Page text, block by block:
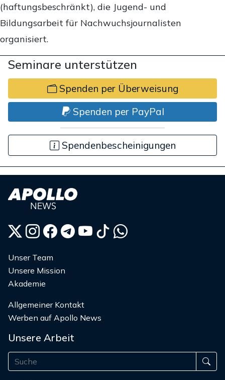
(haftungsbeschränkt), die Jugend- und
Bildungsarbeit für Nachwuchsjournalisten
organisiert.
Seminare unterstützen
Spenden per Überweisung
Spenden per PayPal
Spendenbescheinigungen
Unser Team
Unsere Mission
Akademie
Allgemeiner Kontakt
Werben auf Apollo News
Unsere Arbeit